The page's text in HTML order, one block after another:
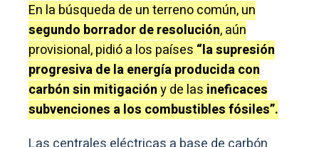
En la búsqueda de un terreno común, un
segundo borrador de resolución, aún
provisional, pidió a los países “la supresión
progresiva de la energía producida con
carbón sin mitigacióny de las ineficaces
subvenciones a los combustibles fósiles”.